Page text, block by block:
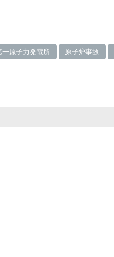
一原子力発電所 原子炉事故